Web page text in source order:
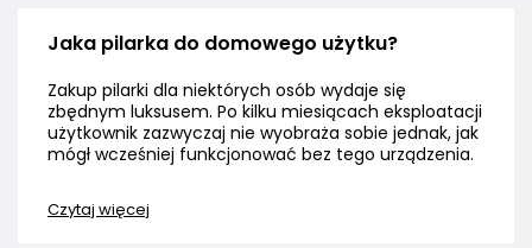
Jaka pilarka do domowego użytku?
Zakup pilarki dla niektórych osób wydaje się
zbędnym luksusem. Po kilku miesiącach eksploatacji
użytkownik zazwyczaj nie wyobraża sobie jednak, jak
mógł wcześniej funkcjonować bez tego urządzenia.
Czytaj więcej